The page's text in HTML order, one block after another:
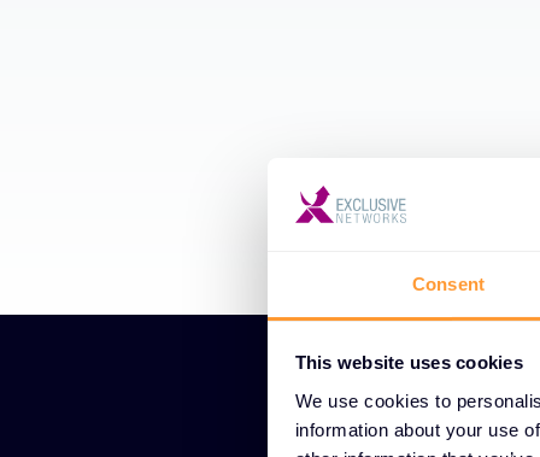
Consent
This website uses cookies
We use cookies to
information about your use